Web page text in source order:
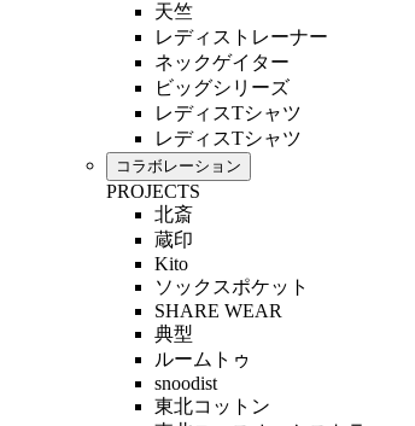
天竺
レディストレーナー
ネックゲイター
ビッグシリーズ
レディスTシャツ
レディスTシャツ
コラボレーション
PROJECTS
北斎
蔵印
Kito
ソックスポケット
SHARE WEAR
典型
ルームトゥ
snoodist
東北コットン